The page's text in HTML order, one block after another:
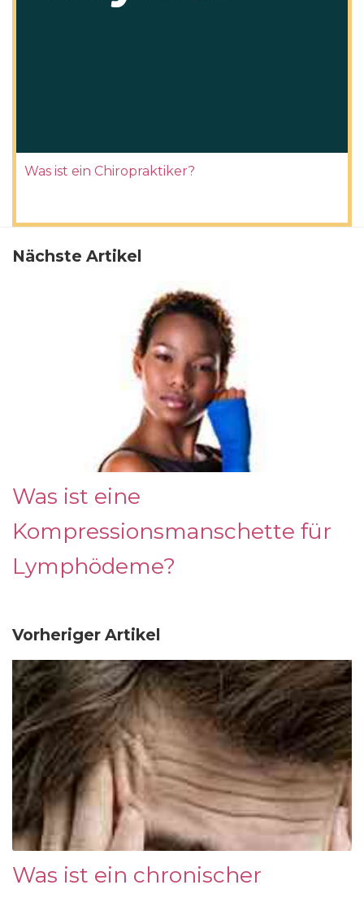
Was ist ein Chiropraktiker?
Nächste Artikel
Was ist eine
Kompressionsmanschette für
Lymphödeme?
Vorheriger Artikel
Was ist ein chronischer